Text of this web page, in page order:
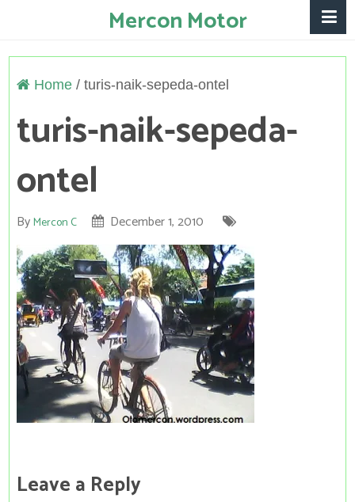
Mercon Motor
Home/ turis-naik-sepeda-ontel
turis-naik-sepeda-
ontel
ByMercon C December 1, 2010
Leave a Reply